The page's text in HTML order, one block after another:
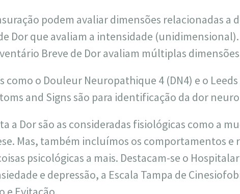
podem avaliar dimensões relacionadas a
Dor que avaliam a intensidade
Breve de Dor avaliam múltiplas
como o Douleur Neuropathique 4 (DN4) e o
and Signs são para identificação da dor
a Dor são as consideradas fisiológicas como a
Mas, também incluímos os comportamentos e
psicológicas a mais. Destacam-se o
e depressão, a Escala Tampa de